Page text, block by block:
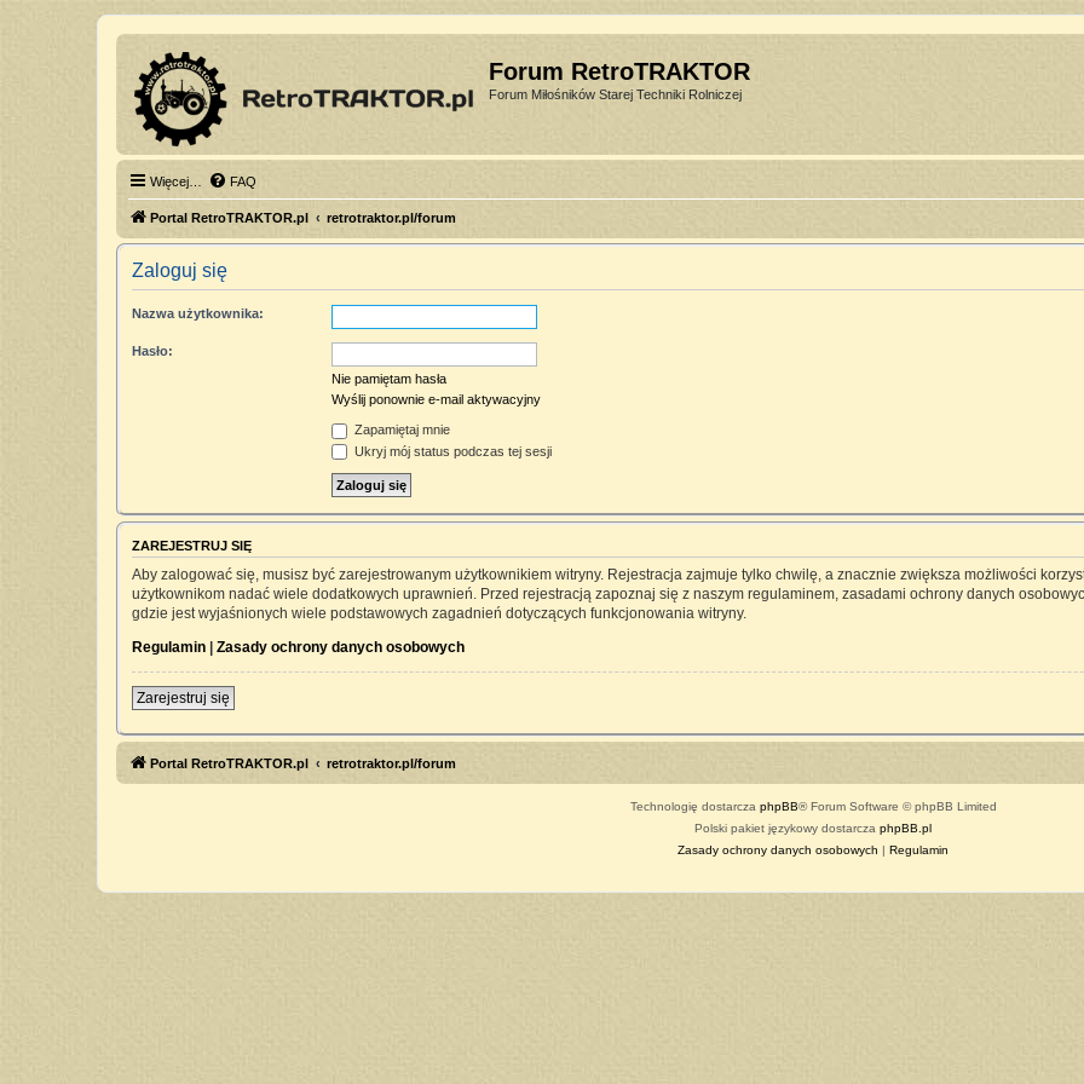
Forum RetroTRAKTOR
Forum Miłośników Starej Techniki Rolniczej
Więcej… FAQ
Portal RetroTRAKTOR.pl retrotraktor.pl/forum
Zaloguj się
Nazwa użytkownika:
Hasło:
Nie pamiętam hasła
Wyślij ponownie e-mail aktywacyjny
Zapamiętaj mnie
Ukryj mój status podczas tej sesji
ZAREJESTRUJ SIĘ
Aby zalogować się, musisz być zarejestrowanym użytkownikiem witryny. Rejestracja zajmuje tylko chwilę, a znacznie zwiększa możliwości
użytkownikom nadać wiele dodatkowych uprawnień. Przed rejestracją zapoznaj się z naszym regulaminem, zasadami ochrony danych
gdzie jest wyjaśnionych wiele podstawowych zagadnień dotyczących funkcjonowania witryny.
Regulamin | Zasady ochrony danych osobowych
Zarejestruj się
Portal RetroTRAKTOR.pl retrotraktor.pl/forum
Technologię dostarcza phpBB® Forum Software © phpBB Limited
Polski pakiet językowy dostarcza phpBB.pl
Zasady ochrony danych osobowych | Regulamin